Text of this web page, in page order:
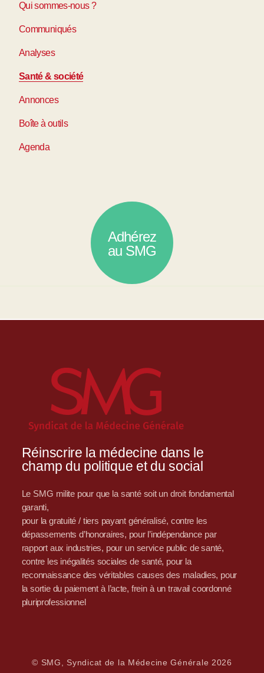
Qui sommes-nous ?
Communiqués
Analyses
Santé & société
Annonces
Boîte à outils
Agenda
Adhérez
au SMG
Réinscrire la médecine dans le
champ du politique et du social
Le SMG milite pour que la santé soit un droit fondamental
garanti,
pour la gratuité / tiers payant généralisé, contre les
dépassements d’honoraires, pour l’indépendance par
rapport aux industries, pour un service public de santé,
contre les inégalités sociales de santé, pour la
reconnaissance des véritables causes des maladies, pour
la sortie du paiement à l’acte, frein à un travail coordonné
pluriprofessionnel
© SMG, Syndicat de la Médecine Générale 2026